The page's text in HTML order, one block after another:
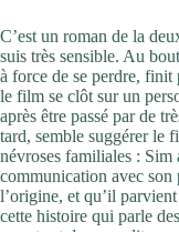
C’est un roman de la
suis très sensible. Au
à force de se perdre, finit
le film se clôt sur un
après être passé par de
tard, semble suggérer le
névroses familiales :
communication avec son
l’origine, et qu’il
cette histoire qui parle